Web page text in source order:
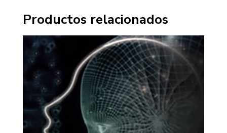
Productos relacionados